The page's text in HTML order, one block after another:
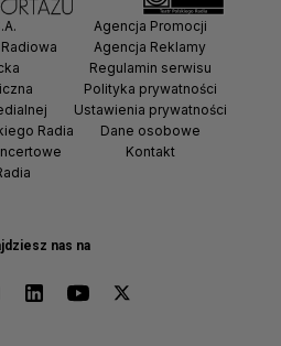
nas na
Radia
Agencja Promocji
Agencja Reklamy
Regulamin serwisu
Polityka prywatności
Ustawienia prywatności
Dane osobowe
Kontakt